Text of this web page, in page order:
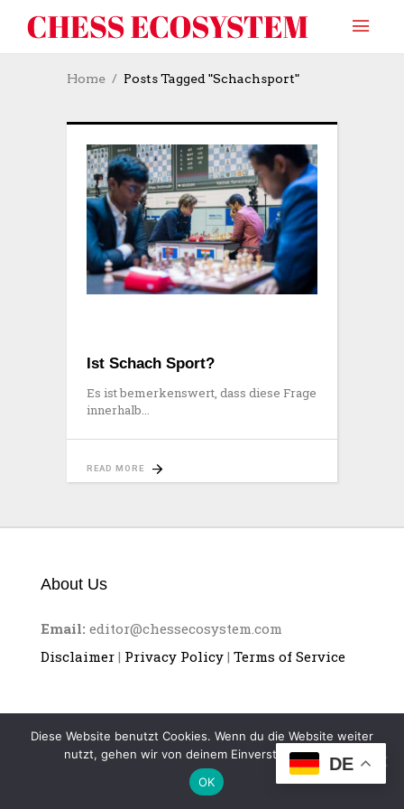
Home Posts Tagged "Schachsport"
Ist Schach Sport?
Es ist bemerkenswert, dass diese Frage
innerhalb
READ MORE
About Us
Email: editor@chessecosystem.com
Disclaimer | Privacy Policy | Terms of Service
CHESS ECOSYSTEM DE
Diese Website benutzt Cookies. Wenn du die Website weiter
nutzt, gehen wir von deinem Einverständnis aus.
OK